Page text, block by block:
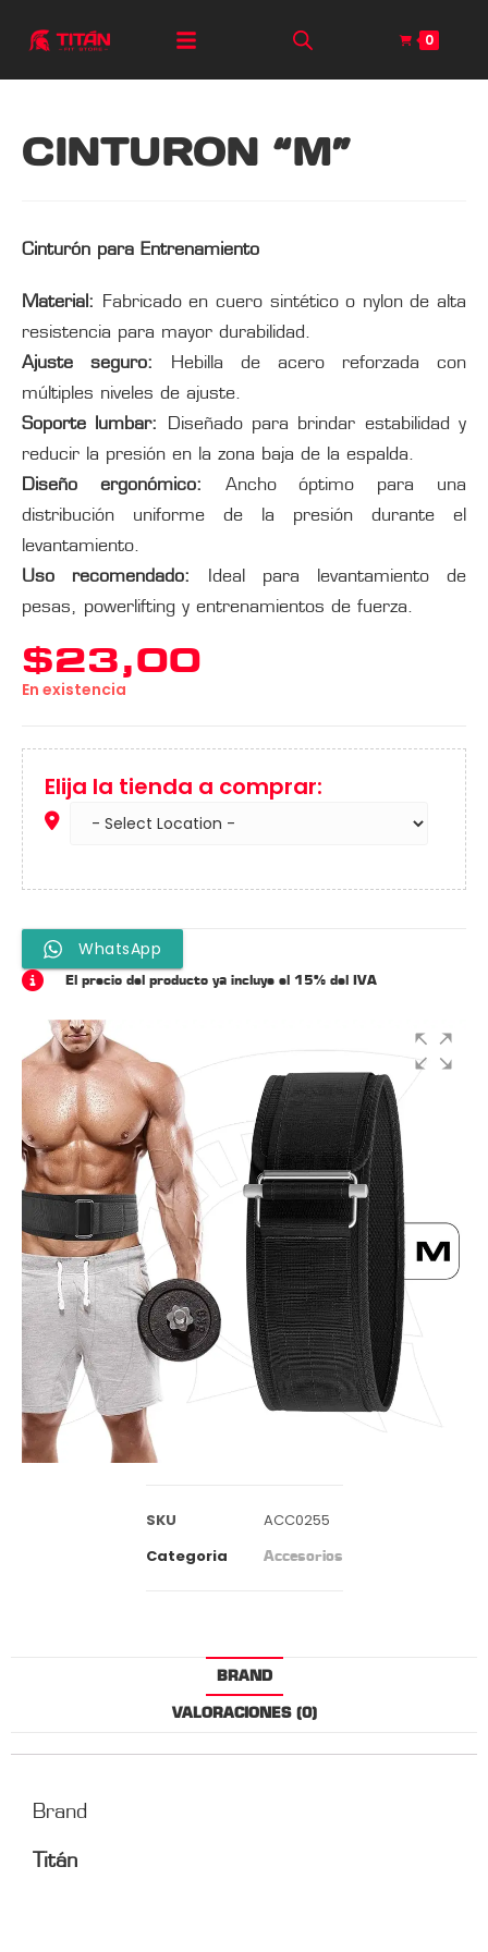
0
CINTURON “M”
Cinturón para Entrenamiento
Material: Fabricado en cuero sintético o nylon de alta
resistencia para mayor durabilidad.
Ajuste seguro:
Hebilla de acero reforzada con
múltiples niveles de ajuste.
Soporte lumbar:
Diseñado para brindar estabilidad y
reducir la presión en la zona baja de la espalda.
Diseño ergonómico: Ancho óptimo para una
distribución uniforme de la presión durante el
levantamiento.
Uso recomendado:
Ideal para levantamiento de
pesas, powerlifting y entrenamientos de fuerza.
$23,00
En existencia
Elija la tienda a comprar:
WhatsApp
El precio del producto ya incluye el 15% del IVA
SKU
ACC0255
Categoria
Accesorios
BRAND
VALORACIONES (0)
Brand
Titán